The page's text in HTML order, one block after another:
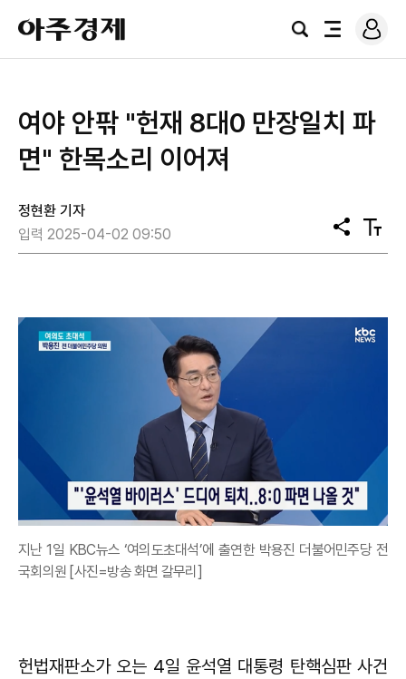
아
주
경
검
전
로
그
여야 안팎 "헌재 8대0 만장일치 파
면" 한목소리 이어져
정현환 기자
입력 2025-04-02 09:50
공
유
텍
스
지난 1일 KBC뉴스 ‘여의도초대석’에 출연한 박용진 더불어민주당 전
국회의원 [사진=방송 화면 갈무리]
헌법재판소가 오는 4일 윤석열 대통령 탄핵심판 사건